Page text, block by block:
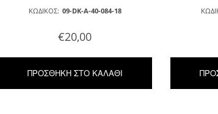
ΚΩΔΙΚΌΣ: 09-DK-A-40-084-18
€20,00
ΠΡΟΣΘΉΚΗ ΣΤΟ ΚΑΛΆΘΙ